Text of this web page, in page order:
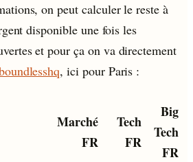
on peut calculer le reste à
disponible une fois les
et pour ça on va directement
, ici pour Paris :
Marché
FR
Tech
FR
Big
Tech
FR